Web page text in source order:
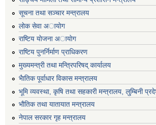
सूचना तथा सञ्चार मन्त्रालय
लाेक सेवा अायाेग
राष्टिय याेजना अायाेग
राष्टिय पुनर्निर्माण प्राधिकरण
मुख्यमन्त्री तथा मन्त्रिपरिषद् कार्यालय
भैातिक पूर्वाधार विकास मन्त्रालय
भूमि व्यवस्था, कृषि तथा सहकारी मन्त्रालय, लु्म्बिनी
भाैतिक तथा यातायात मन्त्रालय
नेपाल सरकार गृह मन्त्रालय